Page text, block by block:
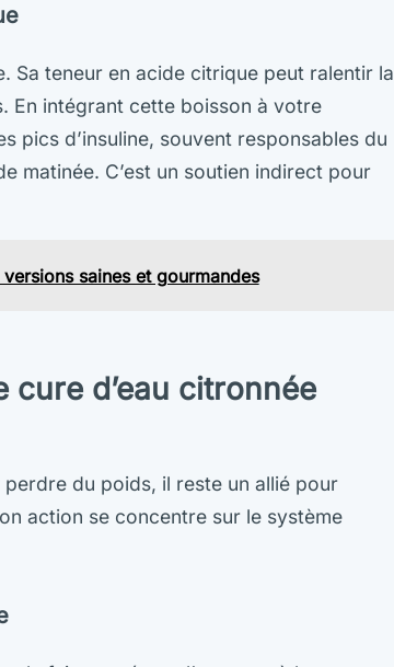
Sa teneur en acide citrique peut ralentir la
En intégrant cette boisson à votre
pics d’insuline, souvent responsables du
matinée. C’est un soutien indirect pour
saines et gourmandes
cure d’eau citronnée
du poids, il reste un allié pour
action se concentre sur le système